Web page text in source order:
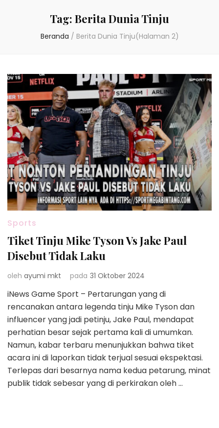
Tag: Berita Dunia Tinju
Beranda / Berita Dunia Tinju(Halaman 2)
Sports
Tiket Tinju Mike Tyson Vs Jake Paul
Disebut Tidak Laku
oleh ayumi mkt pada 31 Oktober 2024
iNews Game Sport – Pertarungan yang di
rencanakan antara legenda tinju Mike Tyson dan
influencer yang jadi petinju, Jake Paul, mendapat
perhatian besar sejak pertama kali di umumkan.
Namun, kabar terbaru menunjukkan bahwa tiket
acara ini di laporkan tidak terjual sesuai ekspektasi.
Terlepas dari besarnya nama kedua petarung, minat
publik tidak sebesar yang di perkirakan oleh …